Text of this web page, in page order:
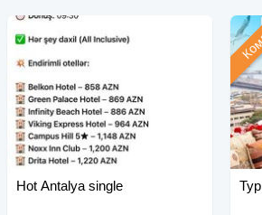
Hot Antalya single